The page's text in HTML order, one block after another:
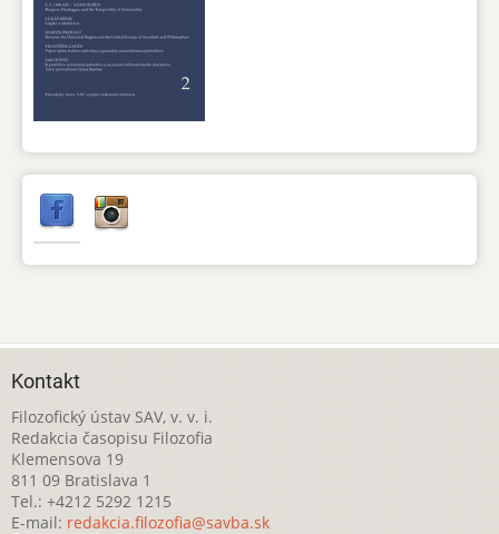
Kontakt
Filozofický ústav SAV, v. v. i.
Redakcia časopisu Filozofia
Klemensova 19
811 09 Bratislava 1
Tel.: +4212 5292 1215
E-mail: redakcia.filozofia@savba.sk